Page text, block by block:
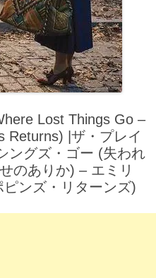
Lost Things Go –
Returns) |ザ・プレイ
ングズ・ゴー (失われ
のありか) – エミリ
ンズ・リターンズ)